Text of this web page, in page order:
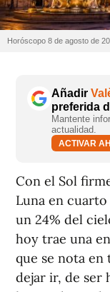
Horóscopo 8 de agosto de
Añadir
preferida
Mantente
actualidad.
ACTIVAR
Con el Sol
Luna en
un 24% del
hoy trae una
que se nota en
dejar ir, de ser